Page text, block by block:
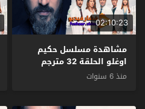
02:10:23
مشاهدة مسلسل حكيم
اوغلو الحلقة 32 مترجم
منذ 6 سنوات